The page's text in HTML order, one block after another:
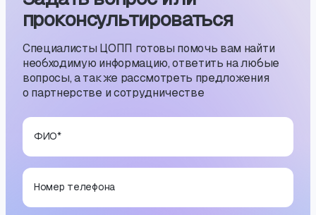
проконсуль­тиро­ваться
Специалисты ЦОПП готовы помочь вам найти
необходимую информацию, ответить на любые
вопросы, а также рассмотреть предложения
о партнерстве и сотрудничестве
ФИО*
Номер телефона